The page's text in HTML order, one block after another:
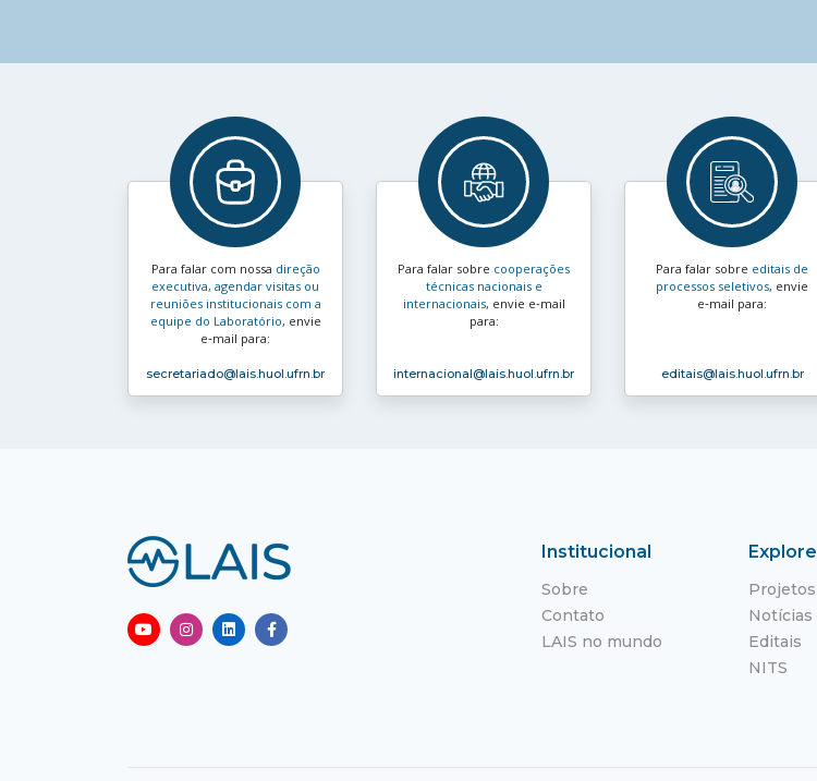
Para falar com nossa direção
executiva, agendar visitas ou
reuniões institucionais com a
equipe do Laboratório, envie
e‑mail para:
secretariado@lais.huol.ufrn.br
Para falar sobre cooperações
técnicas nacionais e
internacionais, envie e‑mail
para:
internacional@lais.huol.ufrn.br
Para falar sobre editais de
processos seletivos, envie
e‑mail para:
editais@lais.huol.ufrn.br
Institucional
Sobre
Contato
LAIS no mundo
Explore
Projetos
Notícias
Editais
NITS